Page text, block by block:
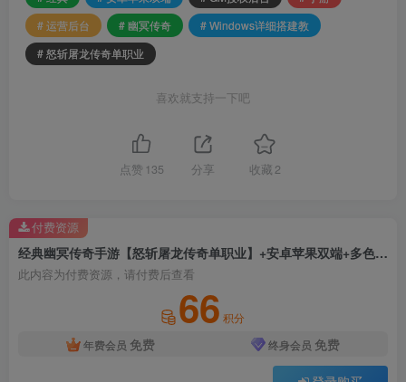
# 运营后台
# 幽冥传奇
# Windows详细搭建教
# 怒斩屠龙传奇单职业
喜欢就支持一下吧
点赞 135 分享 收藏 2
经典幽冥传奇手游【怒斩屠龙传奇单职业】+安卓苹果双端+多色光柱+精美时装+GM授权后台+运营后台+Windows详细搭建教
此内容为付费资源，请付费后查看
66 积分
年费会员 免费 终身会员 免费
付费资源